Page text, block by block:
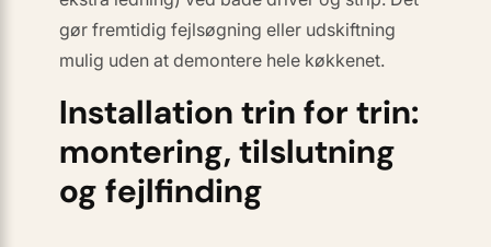
gør fremtidig fejlsøgning eller udskiftning
mulig uden at demontere hele køkkenet.
Installation trin for trin:
montering, tilslutning
og fejlfinding